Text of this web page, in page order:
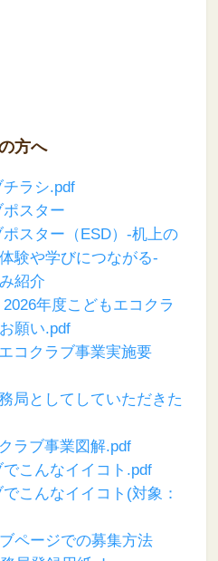
方へ
ラシ.pdf
スター
スター（ESD）-机上の
験や学びにつながる-
紹介
2026年度こどもエコクラ
願い.pdf
コクラブ事業実施要
局としてしていただきた
ラブ事業図解.pdf
こんなイイコト.pdf
こんなイイコト(対象：
ページでの募集方法